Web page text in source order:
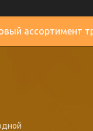
ассортимент